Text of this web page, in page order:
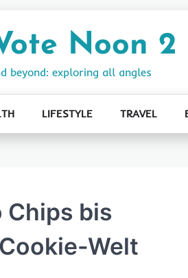
Noon 2
beyond: exploring all angles
LIFESTYLE TRAVEL
Chips bis
Welt